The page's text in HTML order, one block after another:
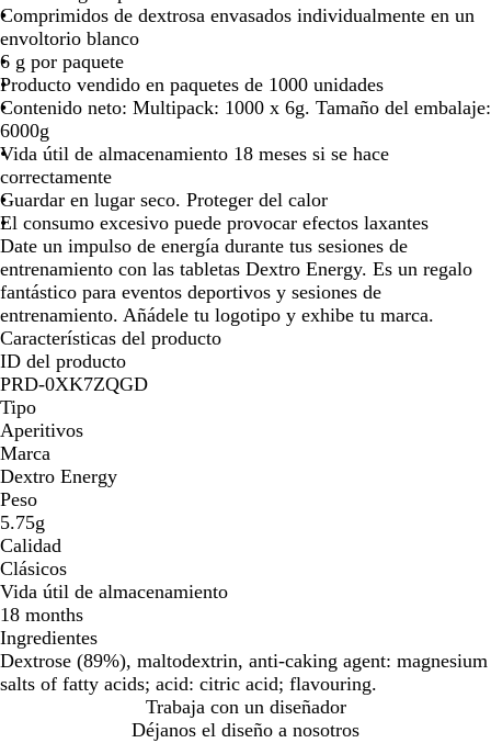
n
c
o
Comprimidos de dextrosa envasados individualmente en un
envoltorio blanco
6 g por paquete
Producto vendido en paquetes de 1000 unidades
Contenido neto: Multipack: 1000 x 6g. Tamaño del embalaje:
6000g
Vida útil de almacenamiento 18 meses si se hace
correctamente
Guardar en lugar seco. Proteger del calor
El consumo excesivo puede provocar efectos laxantes
Date un impulso de energía durante tus sesiones de
entrenamiento con las tabletas Dextro Energy. Es un regalo
fantástico para eventos deportivos y sesiones de
entrenamiento. Añádele tu logotipo y exhibe tu marca.
Características del producto
ID del producto
PRD-0XK7ZQGD
Tipo
Aperitivos
Marca
Dextro Energy
Peso
5.75g
Calidad
Clásicos
Vida útil de almacenamiento
18 months
Ingredientes
Dextrose (89%), maltodextrin, anti-caking agent: magnesium
salts of fatty acids; acid: citric acid; flavouring.
Trabaja con un diseñador
Déjanos el diseño a nosotros